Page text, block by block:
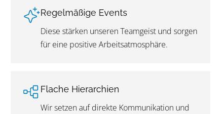
Regelmäßige Events
Diese stärken unseren Teamgeist und sorgen
für eine positive Arbeitsatmosphäre.
Flache Hierarchien
Wir setzen auf direkte Kommunikation und